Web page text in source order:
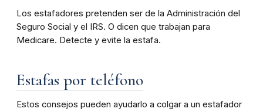
Los estafadores pretenden ser de la Administración del
Seguro Social y el IRS. O dicen que trabajan para
Medicare. Detecte y evite la estafa.
Estafas por teléfono
Estos consejos pueden ayudarlo a colgar a un estafador